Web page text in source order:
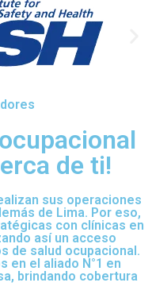
de ti!
sus operaciones
de Lima. Por eso,
con clínicas en
así un acceso
de salud ocupacional.
en el aliado N°1 en
brindando cobertura